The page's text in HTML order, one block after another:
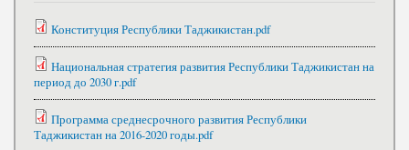
Конституция Республики Таджикистан.pdf
Национальная стратегия развития Республики Таджикистан на
период до 2030 г.pdf
Программа среднесрочного развития Республики
Таджикистан на 2016-2020 годы.pdf